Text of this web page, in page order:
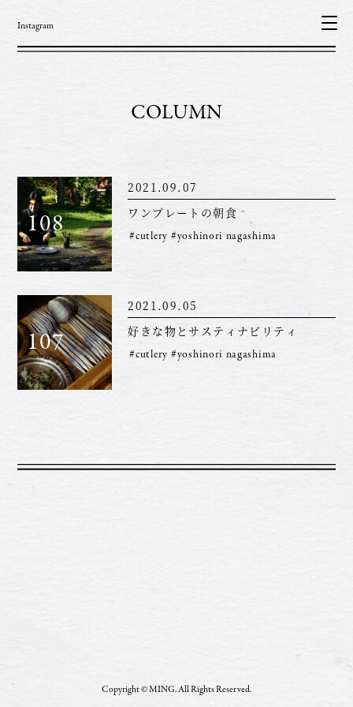
Instagram
COLUMN
108
2021.09.07
ワンプレートの朝食
#cutlery #yoshinori nagashima
107
2021.09.05
好きな物とサスティナビリティ
#cutlery #yoshinori nagashima
Copyright © MING. All Rights Reserved.